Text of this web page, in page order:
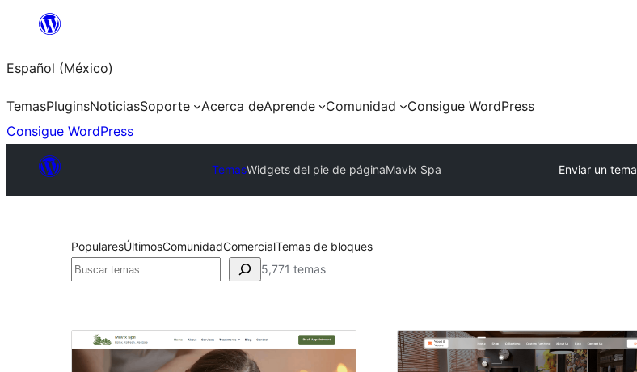
Saltar
contenido
Español (México)
TemasPluginsNoticiasSoporte Acerca deAprende Comunidad
Consigue WordPress
Consigue WordPress
TemasWidgets del pie de páginaMavix Spa Enviar un tema
PopularesÚltimosComunidadComercialTemas de bloques
Buscar 5,771 temas
Widgets
del